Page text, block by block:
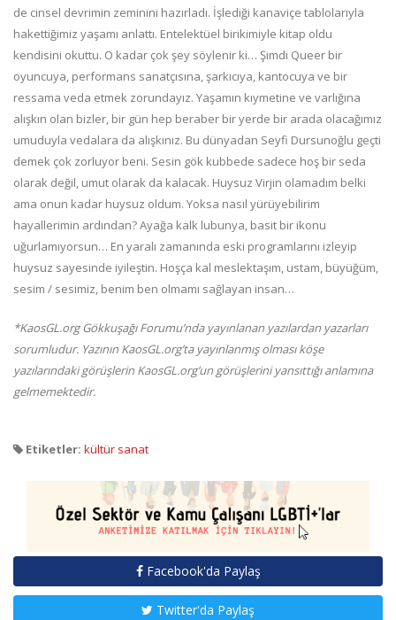
de cinsel devrimin zeminini hazırladı. İşlediği kanaviçe tablolarıyla
hakettiğimiz yaşamı anlattı. Entelektüel birikimiyle kitap oldu
kendisini okuttu. O kadar çok şey söylenir ki… Şimdi Queer bir
oyuncuya, performans sanatçısına, şarkıcıya, kantocuya ve bir
ressama veda etmek zorundayız. Yaşamın kıymetine ve varlığına
alışkın olan bizler, bir gün hep beraber bir yerde bir arada olacağımız
umuduyla vedalara da alışkınız. Bu dünyadan Seyfi Dursunoğlu geçti
demek çok zorluyor beni. Sesin gök kubbede sadece hoş bir seda
olarak değil, umut olarak da kalacak. Huysuz Virjin olamadım belki
ama onun kadar huysuz oldum. Yoksa nasıl yürüyebilirim
hayallerimin ardından? Ayağa kalk lubunya, basit bir ikonu
uğurlamıyorsun… En yaralı zamanında eski programlarını izleyip
huysuz sayesinde iyileştin. Hoşça kal meslektaşım, ustam, büyüğüm,
sesim / sesimiz, benim ben olmamı sağlayan insan…
*KaosGL.org Gökkuşağı Forumu’nda yayınlanan yazılardan yazarları
sorumludur. Yazının KaosGL.org’ta yayınlanmış olması köşe
yazılarındaki görüşlerin KaosGL.org’un görüşlerini yansıttığı anlamına
gelmemektedir.
Etiketler: kültür sanat
Facebook'da Paylaş
Twitter'da Paylaş